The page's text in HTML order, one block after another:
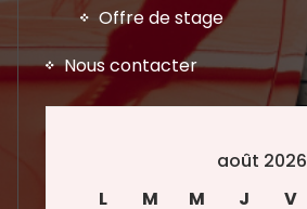
Offre de stage
Nous contacter
août 2026
L
M M J V